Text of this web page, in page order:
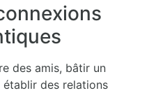
des amis, bâtir un
des relations